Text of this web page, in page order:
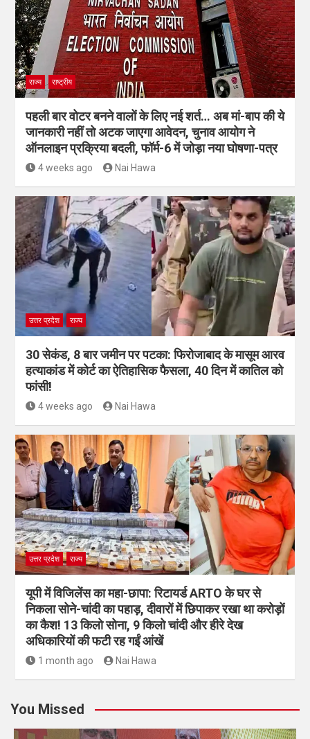
राज्य राष्ट्रीय
पहली बार वोटर बनने वालों के लिए नई शर्त… अब मां-बाप की ये
जानकारी नहीं तो अटक जाएगा आवेदन, चुनाव आयोग ने
ऑनलाइन प्रक्रिया बदली, फॉर्म-6 में जोड़ा नया घोषणा-पत्र
4 weeks ago Nai Hawa
उत्तर प्रदेश राज्य
30 सेकंड, 8 बार जमीन पर पटका: फिरोजाबाद के मासूम आरव
हत्याकांड में कोर्ट का ऐतिहासिक फैसला, 40 दिन में कातिल को
फांसी!
4 weeks ago Nai Hawa
उत्तर प्रदेश राज्य
यूपी में विजिलेंस का महा-छापा: रिटायर्ड ARTO के घर से
निकला सोने-चांदी का पहाड़, दीवारों में छिपाकर रखा था करोड़ों
का कैश! 13 किलो सोना, 9 किलो चांदी और हीरे देख
अधिकारियों की फटी रह गईं आंखें
1 month ago Nai Hawa
You Missed